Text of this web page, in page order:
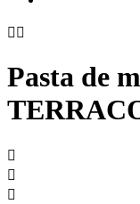
 
Pasta de


